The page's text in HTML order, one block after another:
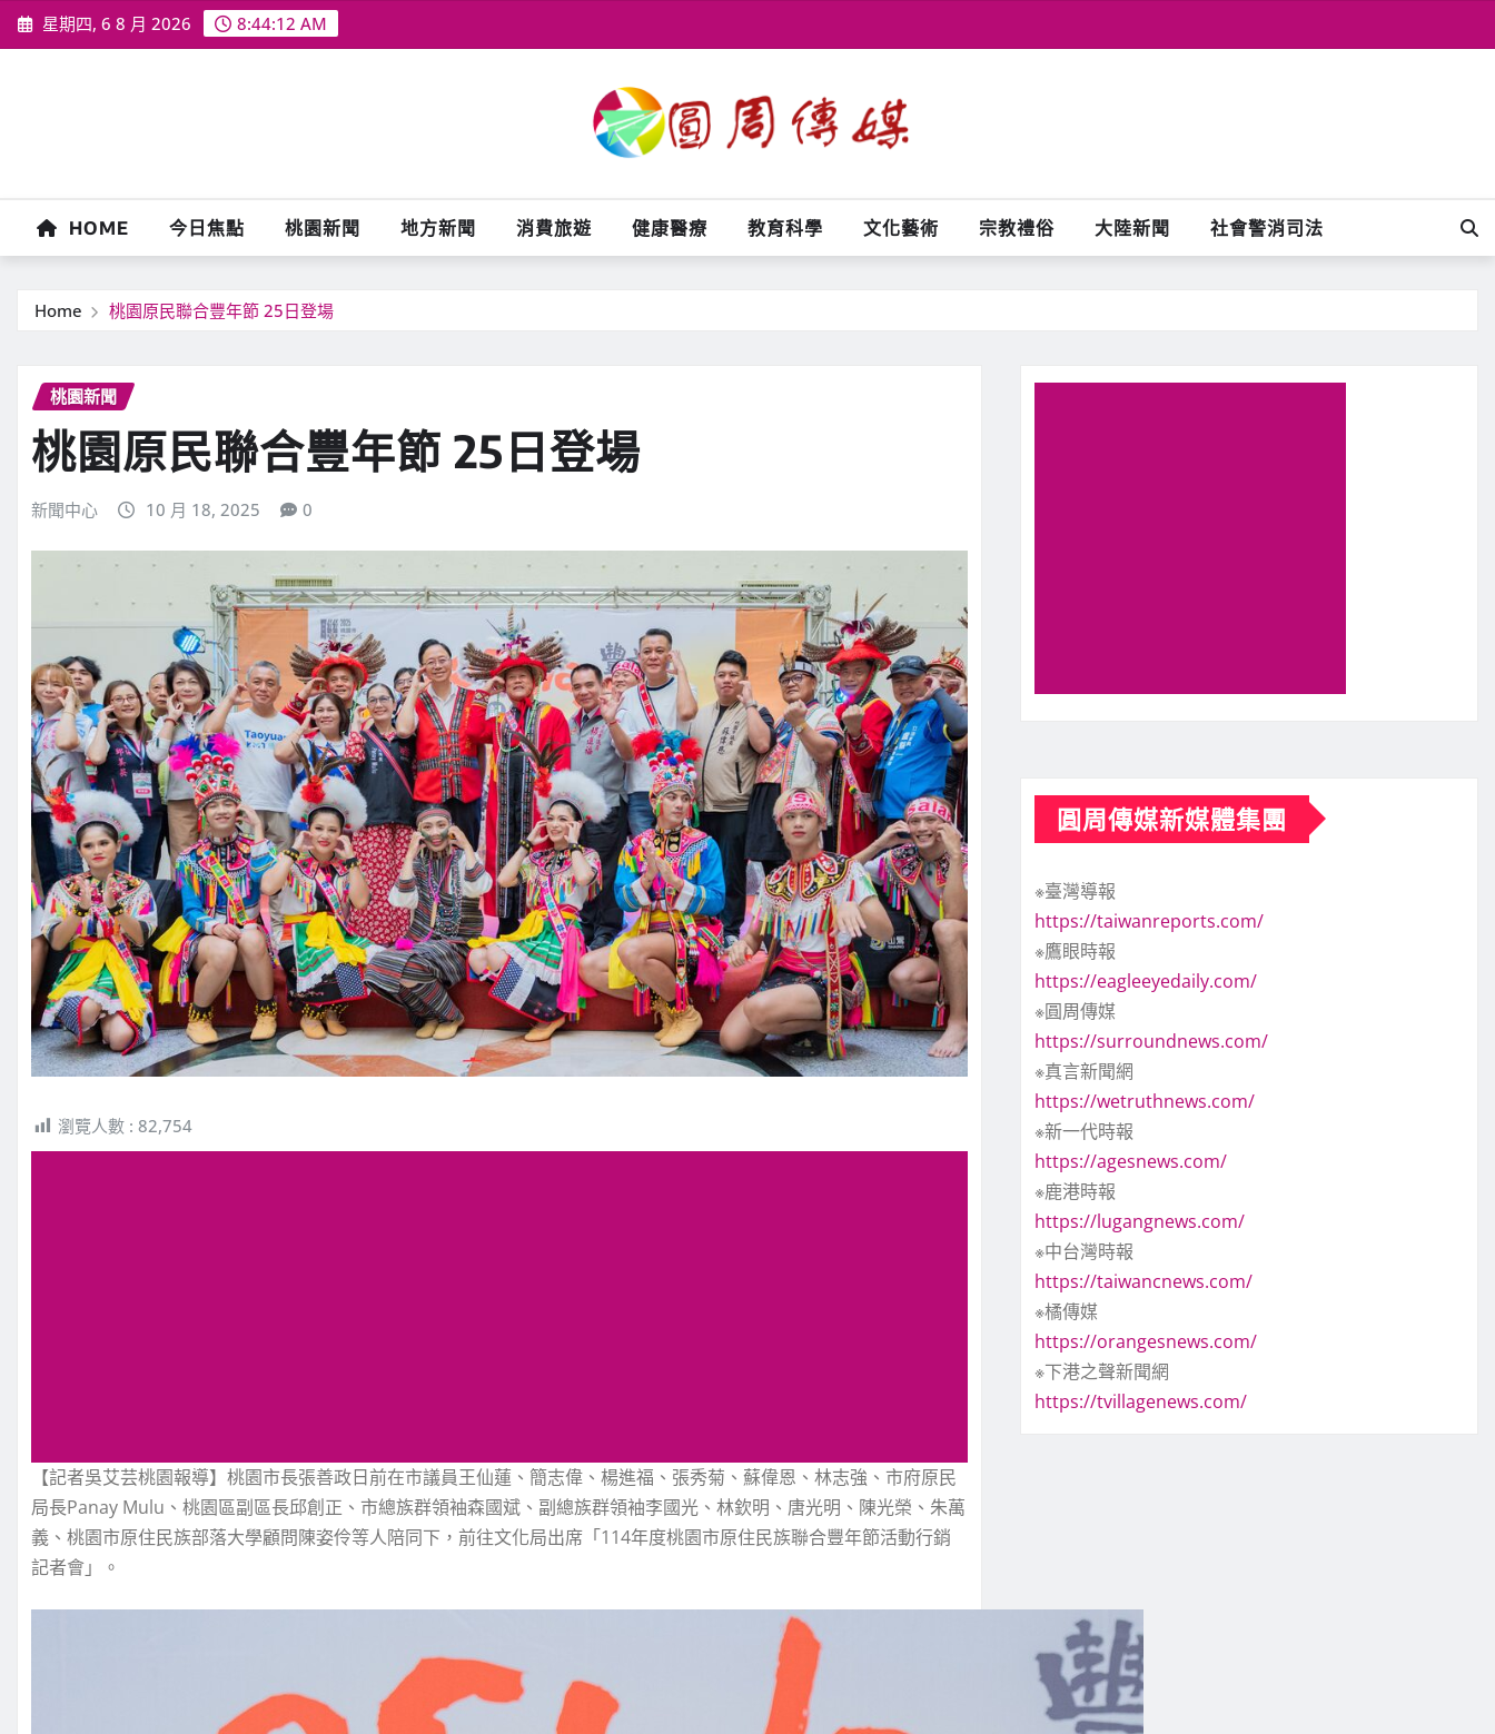
Skip
to
星期四, 6 8 月 2026 8:44:14 AM
HOME 今日焦點 桃園新聞 地方新聞 消費旅遊 健康醫療 教育科學 文化藝術 宗教禮俗 大陸新聞 社會警消司法
Home 桃園原民聯合豐年節 25日登場
桃園新聞
桃園原民聯合豐年節 25日登場
新聞中心 10 月 18, 2025 0
瀏覽人數 : 82,754
【記者吳艾芸桃園報導】桃園市長張善政日前在市議員王仙蓮、簡志偉、楊進福、張秀菊、蘇偉恩、林志強、市府原民
局長Panay Mulu、桃園區副區長邱創正、市總族群領袖森國斌、副總族群領袖李國光、林欽明、唐光明、陳光榮、朱萬
義、桃園市原住民族部落大學顧問陳姿伶等人陪同下，前往文化局出席「114年度桃園市原住民族聯合豐年節活動行銷
記者會」。
圓周傳媒新媒體集團
※臺灣導報
https://taiwanreports.com/
※鷹眼時報
https://eagleeyedaily.com/
※圓周傳媒
https://surroundnews.com/
※真言新聞網
https://wetruthnews.com/
※新一代時報
https://agesnews.com/
※鹿港時報
https://lugangnews.com/
※中台灣時報
https://taiwancnews.com/
※橘傳媒
https://orangesnews.com/
※下港之聲新聞網
https://tvillagenews.com/